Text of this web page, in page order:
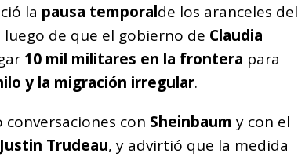
la pausa temporalde los aranceles del
de que el gobierno de Claudia
10 mil militares en la frontera para
y la migración irregular.
con Sheinbaum y con el
Trudeau, y advirtió que la medida